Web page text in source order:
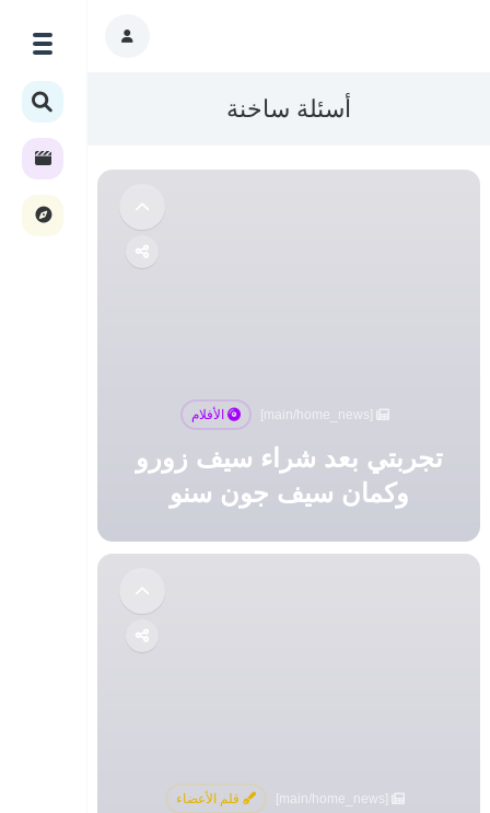
أسئلة ساخنة
الأفلام
تجربتي بعد شراء سيف زورو
وكمان سيف جون سنو
قلم الأعضاء